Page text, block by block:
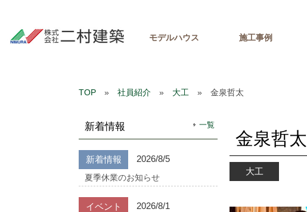
モデルハウス 施工事例
TOP » 社員紹介 » 大工 » 金泉哲太
金泉哲太
大工
新着情報 一覧
新着情報 2026/8/5
夏季休業のお知らせ
イベント 2026/8/1